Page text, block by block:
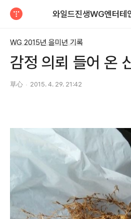
WG 2015년 을미년 기록
감정 의뢰 들어 온
草心 2015. 4. 29. 21:42